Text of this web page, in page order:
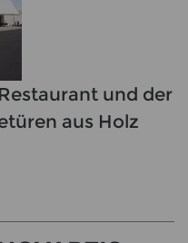
und der
aus Holz